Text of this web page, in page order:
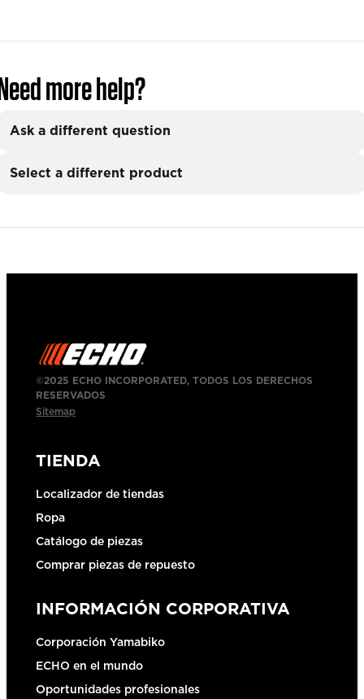
more help?
Ask a different question
Select a different product
©2025 ECHO INCORPORATED, TODOS LOS DERECHOS
RESERVADOS
Sitemap
TIENDA
Localizador de tiendas
Ropa
Catálogo de piezas
Comprar piezas de repuesto
INFORMACIÓN CORPORATIVA
Corporación Yamabiko
ECHO en el mundo
Oportunidades profesionales